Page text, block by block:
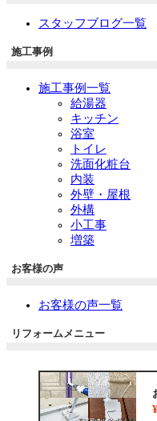
スタッフブログ一覧
施工事例
施工事例一覧
給湯器
キッチン
浴室
トイレ
洗面化粧台
内装
外壁・屋根
外構
小工事
増築
お客様の声
お客様の声一覧
リフォームメニュー